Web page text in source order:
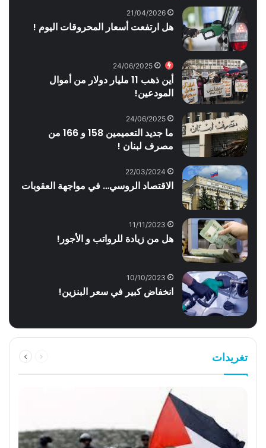
21/04/2026
هل ارتفعت أسعار المحروقات اليوم !
24/06/2025
أين ذهب 11 مليار دولار من أموال
المودعين!
24/06/2025
ما جديد التعميمين 158 و 166 من
مصرف لبنان !
22/03/2024
الاقتصاد الروسي… في مواجهة العقوبات
11/11/2023
هل من زيادة للرواتب و الأجور!
10/10/2023
انخفاض كبير في سعر البنزين!
تغريدات
الصفحة